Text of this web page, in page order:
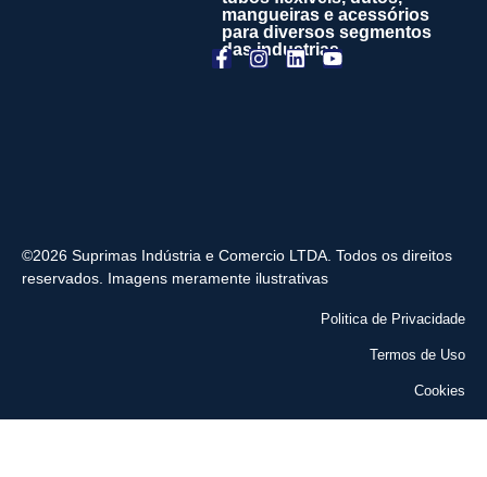
mangueiras e acessórios
para diversos segmentos
das industrias
©2026 Suprimas Indústria e Comercio LTDA. Todos os direitos
reservados. Imagens meramente ilustrativas
Politica de Privacidade
Termos de Uso
Cookies